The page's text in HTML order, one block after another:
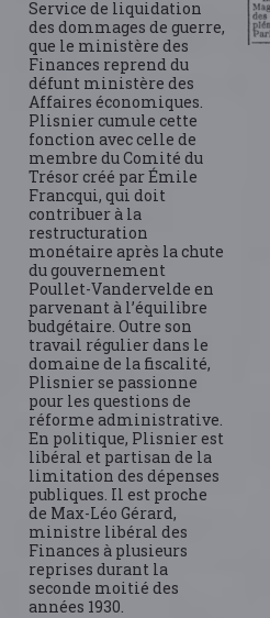
Service de liquidation
des dommages de guerre,
que le ministère des
Finances reprend du
défunt ministère des
Affaires économiques.
Plisnier cumule cette
fonction avec celle de
membre du Comité du
Trésor créé par Émile
Francqui, qui doit
contribuer à la
restructuration
monétaire après la chute
du gouvernement
Poullet-Vandervelde en
parvenant à l’équilibre
budgétaire. Outre son
travail régulier dans le
domaine de la fiscalité,
Plisnier se passionne
pour les questions de
réforme administrative.
En politique, Plisnier est
libéral et partisan de la
limitation des dépenses
publiques. Il est proche
de Max-Léo Gérard,
ministre libéral des
Finances à plusieurs
reprises durant la
seconde moitié des
années 1930.